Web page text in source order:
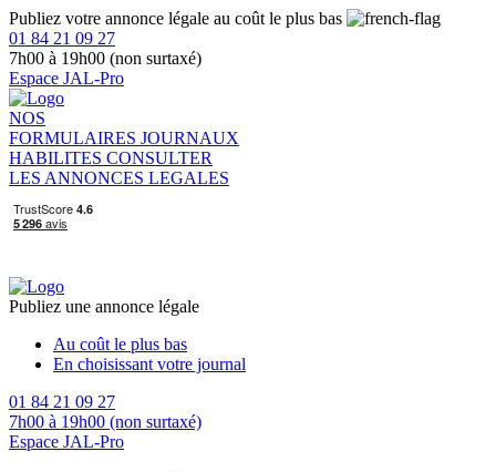
Publiez votre annonce légale au coût le plus bas
01 84 21 09 27
7h00 à 19h00 (non surtaxé)
Espace JAL-Pro
NOS
FORMULAIRES JOURNAUX
HABILITES CONSULTER
LES ANNONCES LEGALES
Publiez une annonce légale
Au coût le plus bas
En choisissant votre journal
01 84 21 09 27
7h00 à 19h00 (non surtaxé)
Espace JAL-Pro